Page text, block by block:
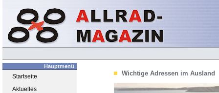
Hauptmenü
Startseite
Aktuelles
Wichtige Adressen im Ausland